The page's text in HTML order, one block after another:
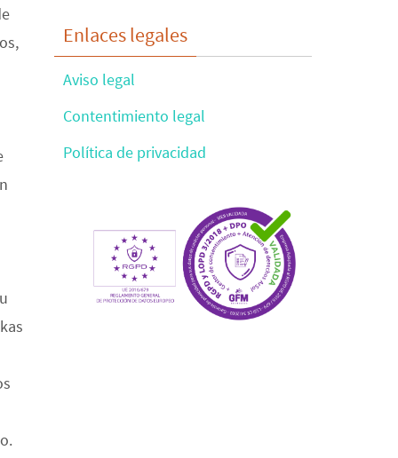
Enlaces legales
Aviso legal
Contentimiento legal
Política de privacidad